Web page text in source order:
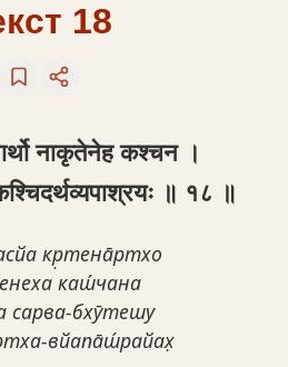
18
नाकृतेनेह कश्चन ।
॥ १८ ॥
кр̣тена̄ртхо
каш́чана
сарва-бхӯтешу
вйапа̄ш́райах̣